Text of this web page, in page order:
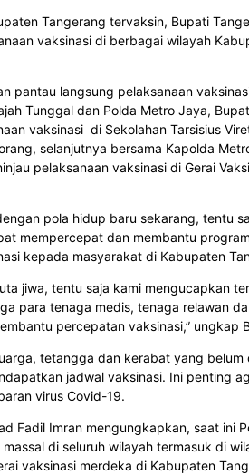
Tangerang tervaksin, Bupati
vaksinasi di berbagai wilayah
pantau langsung pelaksanaan
Tunggal dan Polda Metro Jaya,
vaksinasi di Sekolahan Tarsisius
selanjutnya bersama Kapolda
pelaksanaan vaksinasi di Gerai
pola hidup baru sekarang, tentu
mempercepat dan membantu program
kepada masyarakat di Kabupaten
jiwa, tentu saja kami mengucapkan
para tenaga medis, tenaga relawan
percepatan vaksinasi,” ungkap
tetangga dan kerabat yang belum
jadwal vaksinasi. Ini penting
virus Covid-19.
Fadil Imran mengungkapkan, saat ini
di seluruh wilayah termasuk di
vaksinasi merdeka di Kabupaten